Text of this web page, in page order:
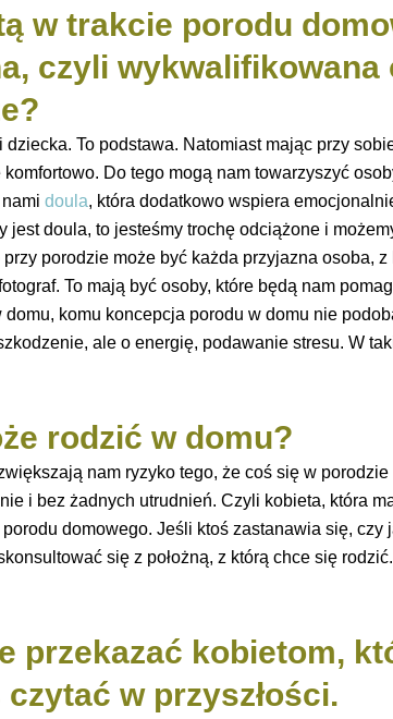
w trakcie porodu
czyli wykwalifikowana
To podstawa. Natomiast mając przy
Do tego mogą nam towarzyszyć
doula, która dodatkowo wspiera
jest doula, to jesteśmy trochę odciążone i
porodzie może być każda przyjazna osoba,
To mają być osoby, które będą nam
komu koncepcja porodu w domu nie
ale o energię, podawanie stresu. W
rodzić w domu?
nam ryzyko tego, że coś się w
i bez żadnych utrudnień. Czyli kobieta, która
domowego. Jeśli ktoś zastanawia się, czy
się z położną, z którą chce się
przekazać kobietom,
w przyszłości.